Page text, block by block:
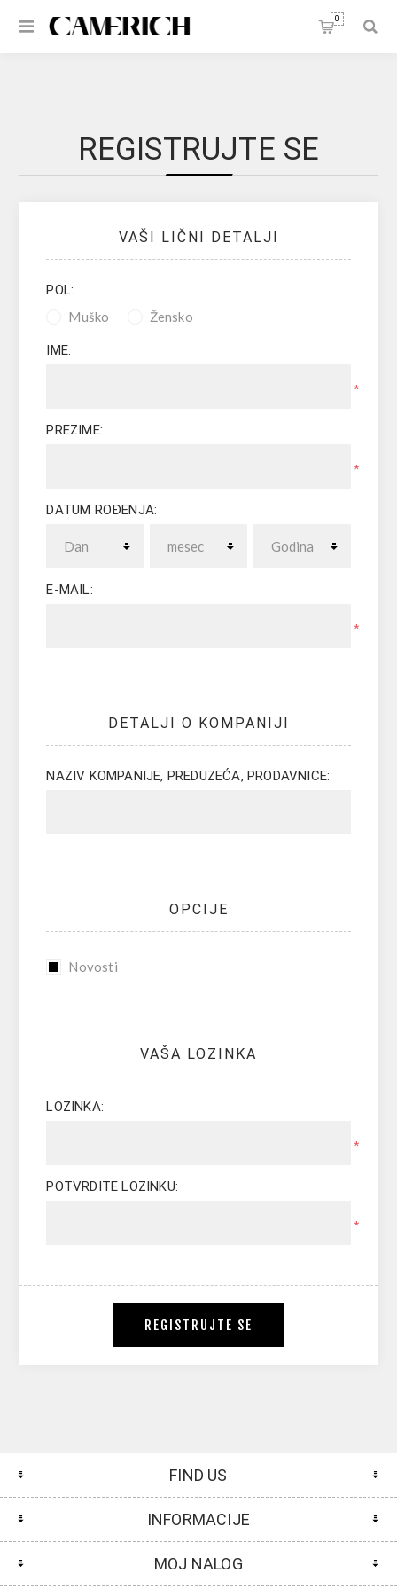
0
REGISTRUJTE SE
VAŠI LIČNI DETALJI
POL:
Muško
Žensko
IME:
*
PREZIME:
*
DATUM ROĐENJA:
E-MAIL:
*
DETALJI O KOMPANIJI
NAZIV KOMPANIJE, PREDUZEĆA, PRODAVNICE:
OPCIJE
Novosti
VAŠA LOZINKA
LOZINKA:
*
POTVRDITE LOZINKU:
*
REGISTRUJTE SE
FIND US
INFORMACIJE
MOJ NALOG